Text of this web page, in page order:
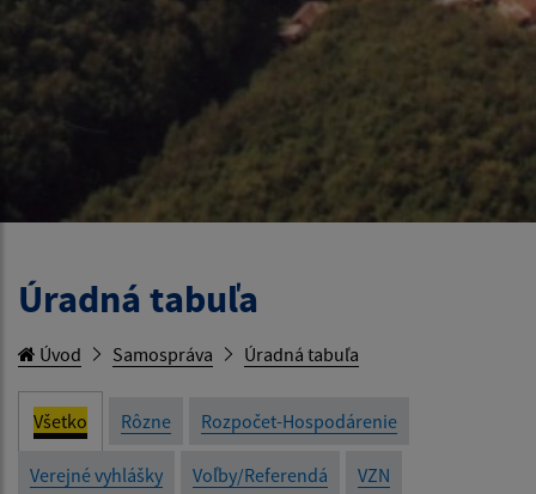
Úradná tabuľa
Úvod Samospráva Úradná tabuľa
Všetko Rôzne Rozpočet-Hospodárenie
Verejné vyhlášky Voľby/Referendá VZN